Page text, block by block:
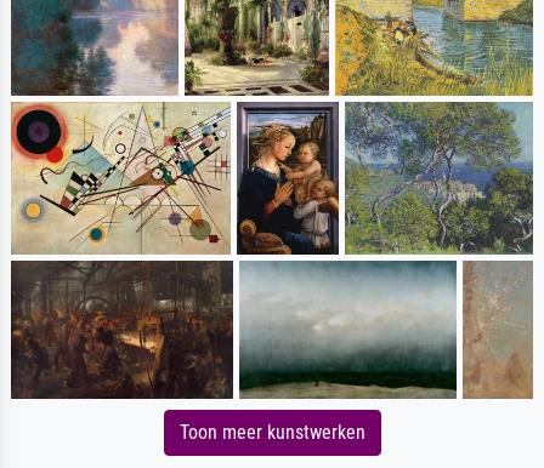
Toon meer kunstwerken